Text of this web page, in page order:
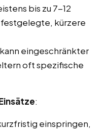
bis zu 7-12
kürzere
eingeschränkter
oft spezifische
:
einspringen,